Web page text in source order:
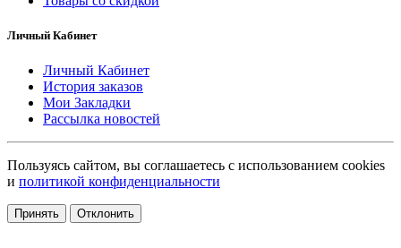
Личный Кабинет
Личный Кабинет
История заказов
Мои Закладки
Рассылка новостей
Пользуясь сайтом, вы соглашаетесь с использованием cookies
и политикой конфиденциальности
Принять Отклонить